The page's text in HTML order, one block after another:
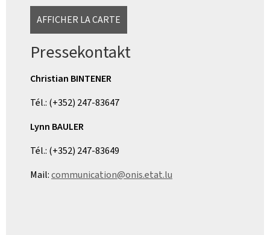
AFFICHER LA CARTE
Pressekontakt
Christian BINTENER
Tél.: (+352) 247-83647
Lynn BAULER
Tél.: (+352) 247-83649
Mail:communication@onis.etat.lu